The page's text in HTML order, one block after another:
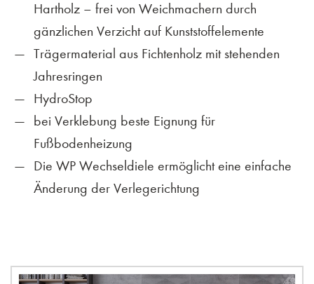
Hartholz – frei von Weichmachern durch
gänzlichen Verzicht auf Kunststoffelemente
Trägermaterial aus Fichtenholz mit stehenden
Jahresringen
HydroStop
bei Verklebung beste Eignung für
Fußbodenheizung
Die WP Wechseldiele ermöglicht eine einfache
Änderung der Verlegerichtung